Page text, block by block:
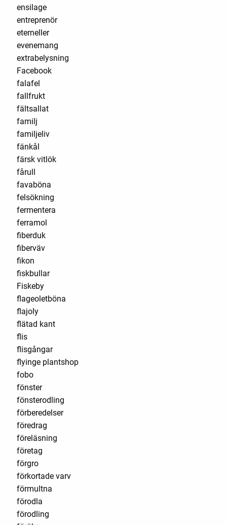
ensilage
entreprenör
eterneller
evenemang
extrabelysning
Facebook
falafel
fallfrukt
fältsallat
familj
familjeliv
fänkål
färsk vitlök
fårull
favaböna
felsökning
fermentera
ferramol
fiberduk
fiberväv
fikon
fiskbullar
Fiskeby
flageoletböna
flajoly
flätad kant
flis
flisgångar
flyinge plantshop
fobo
fönster
fönsterodling
förberedelser
föredrag
föreläsning
företag
förgro
förkortade varv
förmultna
förodla
förodling